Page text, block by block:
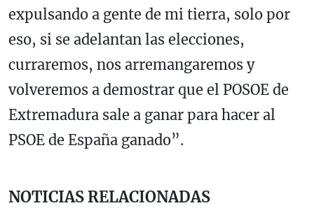
expulsando a gente de mi tierra, solo por
eso, si se adelantan las elecciones,
curraremos, nos arremangaremos y
volveremos a demostrar que el POSOE de
Extremadura sale a ganar para hacer al
PSOE de España ganado”.
NOTICIAS RELACIONADAS